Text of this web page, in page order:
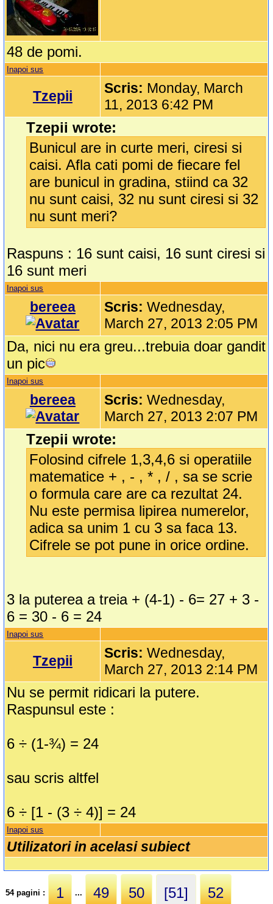
48 de pomi.
Inapoi sus
Tzepii Scris: Monday, March
11, 2013 6:42 PM
Tzepii wrote:
Bunicul are in curte meri, ciresi si
caisi. Afla cati pomi de fiecare fel
are bunicul in gradina, stiind ca 32
nu sunt caisi, 32 nu sunt ciresi si 32
nu sunt meri?
Raspuns : 16 sunt caisi, 16 sunt ciresi si
16 sunt meri
Inapoi sus
bereea Scris:Wednesday,
March 27, 2013 2:05 PM
Da, nici nu era greu...trebuia doar gandit
un pic
Inapoi sus
bereea Scris:Wednesday,
March 27, 2013 2:07 PM
Tzepii wrote:
Folosind cifrele 1,3,4,6 si operatiile
matematice + , - , * , / , sa se scrie
o formula care are ca rezultat 24.
Nu este permisa lipirea numerelor,
adica sa unim 1 cu 3 sa faca 13.
Cifrele se pot pune in orice ordine.
3 la puterea a treia + (4-1) - 6= 27 + 3 -
6 = 30 - 6 = 24
Inapoi sus
Tzepii Scris:Wednesday,
March 27, 2013 2:14 PM
Nu se permit ridicari la putere.
Raspunsul este :
6 ÷ (1-¾) = 24
sau scris altfel
6 ÷ [1 - (3 ÷ 4)] = 24
Inapoi sus
Utilizatori in acelasi subiect
54 pagini : 1 ... 49 50 [51] 52